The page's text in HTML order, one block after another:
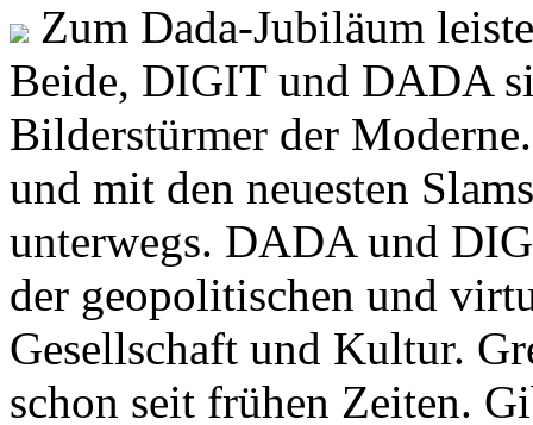
Zum Dada-Jubiläum
Beide, DIGIT und DADA
Bilderstürmer der
und mit den neuesten
unterwegs. DADA und
der geopolitischen und
Gesellschaft und Kultur.
schon seit frühen Zeiten.